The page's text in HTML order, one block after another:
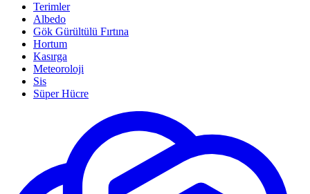
Terimler
Albedo
Gök Gürültülü Fırtına
Hortum
Kasırga
Meteoroloji
Sis
Süper Hücre